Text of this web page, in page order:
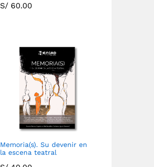
S/ 60.00
Memoria(s). Su devenir en
la escena teatral